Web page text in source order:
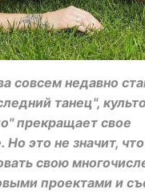
совсем недавно
танец",
прекращает свое
Но это не значит,
свою
проектами и